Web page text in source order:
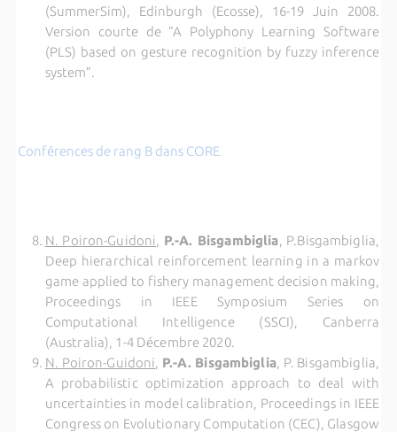
(SummerSim), Edinburgh (Ecosse), 16-19 Juin 2008.
Version courte de ”A Polyphony Learning Software
(PLS) based on gesture recognition by fuzzy inference
system”.
Conférences de rang B dans CORE
N. Poiron-Guidoni, P.-A. Bisgambiglia, P.Bisgambiglia,
Deep hierarchical reinforcement learning in a markov
game applied to fishery management decision making,
Proceedings in IEEE Symposium Series on
Computational Intelligence (SSCI), Canberra
(Australia), 1-4 Décembre 2020.
N. Poiron-Guidoni, P.-A. Bisgambiglia, P. Bisgambiglia,
A probabilistic optimization approach to deal with
uncertainties in model calibration, Proceedings in IEEE
Congress on Evolutionary Computation (CEC), Glasgow